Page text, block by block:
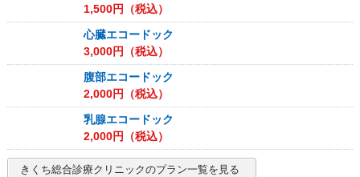
1,500円（税込）
心臓エコードック
3,000円（税込）
腹部エコードック
2,000円（税込）
乳腺エコードック
2,000円（税込）
きくち総合診療クリニックのプラン一覧を見る